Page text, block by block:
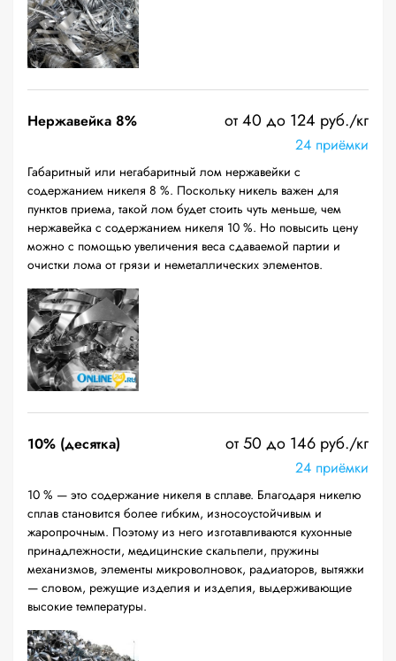
Нержавейка 8% от 40 до 124 руб./кг
24 приёмки
Габаритный или негабаритный лом нержавейки с
содержанием никеля 8 %. Поскольку никель важен для
пунктов приема, такой лом будет стоить чуть меньше, чем
нержавейка с содержанием никеля 10 %. Но повысить цену
можно с помощью увеличения веса сдаваемой партии и
очистки лома от грязи и неметаллических элементов.
10% (десятка) от 50 до 146 руб./кг
24 приёмки
10 % — это содержание никеля в сплаве. Благодаря никелю
сплав становится более гибким, износоустойчивым и
жаропрочным. Поэтому из него изготавливаются кухонные
принадлежности, медицинские скальпели, пружины
механизмов, элементы микроволновок, радиаторов, вытяжки
— словом, режущие изделия и изделия, выдерживающие
высокие температуры.